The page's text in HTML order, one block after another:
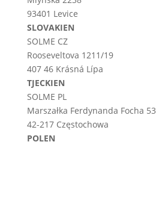
93401 Levice
SLOVAKIEN
SOLME CZ
Rooseveltova 1211/19
407 46 Krásná Lípa
TJECKIEN
SOLME PL
Marszałka Ferdynanda Focha 53
42-217 Częstochowa
POLEN